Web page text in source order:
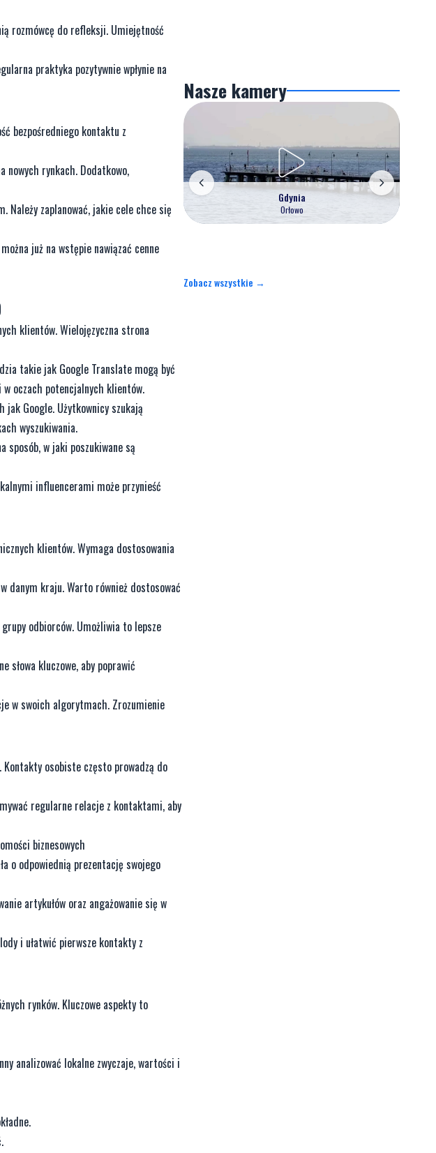
rozmówcę do refleksji. Umiejętność
praktyka pozytywnie wpłynie na
bezpośredniego kontaktu z
nowych rynkach. Dodatkowo,
zaplanować, jakie cele chce się
już na wstępie nawiązać cenne
klientów. Wielojęzyczna strona
takie jak Google Translate mogą być
w oczach potencjalnych klientów.
jak Google. Użytkownicy szukają
wyszukiwania.
sposób, w jaki poszukiwane są
influencerami może przynieść
klientów. Wymaga dostosowania
danym kraju. Warto również dostosować
odbiorców. Umożliwia to lepsze
słowa kluczowe, aby poprawić
w swoich algorytmach. Zrozumienie
osobiste często prowadzą do
regularne relacje z kontaktami, aby
biznesowych
o odpowiednią prezentację swojego
artykułów oraz angażowanie się w
i ułatwić pierwsze kontakty z
rynków. Kluczowe aspekty to
analizować lokalne zwyczaje, wartości i
Nasze kamery
Gdynia
Orłowo
Zobacz wszystkie →